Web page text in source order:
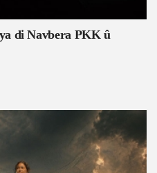
di Navbera PKK û